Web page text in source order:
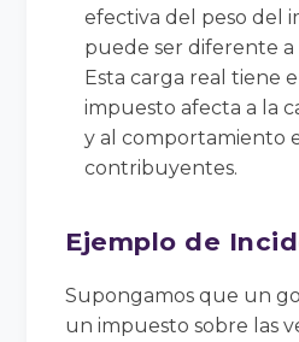
efectiva del peso del
puede ser diferente a
Esta carga real tiene
impuesto afecta a la
y al comportamiento
contribuyentes.
Ejemplo de
Supongamos que un
un impuesto sobre las